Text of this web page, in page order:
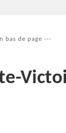
bas de page ---